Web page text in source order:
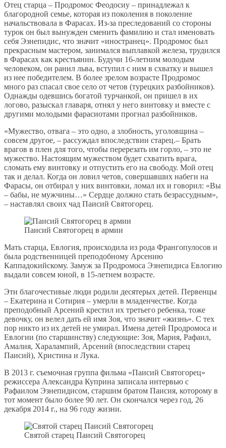
Отец старца – Продромос Феодосиу – принадлежал к
благородной семье, которая из поколения в поколение
начальствовала в Фарасах. Из-за преследований со стороны
турок он был вынужден сменить фамилию и стал именовать
себя Эзнепидис, что значит «иностранец». Продромос был
прекрасным мастером, занимался выплавкой железа, трудился
в Фарасах как крестьянин. Будучи 16-летним молодым
человеком, он ранил льва, вступил с ним в схватку и вышел
из нее победителем. В более зрелом возрасте Продромос
много раз спасал свое село от четов (турецких разбойников).
Однажды одевшись богатой турчанкой, он пришел в их
логово, разыскал главаря, отнял у него винтовку и вместе с
другими молодыми фарасиотами прогнал разбойников.
«Мужество, отвага – это одно, а злобность, уголовщина –
совсем другое, – рассуждал впоследствии старец.– Брать
врагов в плен для того, чтобы перерезать им горло, – это не
мужество. Настоящим мужеством будет схватить врага,
сломать ему винтовку и отпустить его на свободу. Мой отец
так и делал. Когда он ловил четов, совершавших набеги на
Фарасы, он отбирал у них винтовки, ломал их и говорил: «Вы
– бабы, не мужчины…» Сердце должно стать безрассудным»,
– наставлял своих чад Паисий Святогорец.
Паисий Святогорец в армии
Мать старца, Евлогия, происходила из рода Франгопулосов и
была родственницей преподобному Арсению
Каппадокийскому. Замуж за Продромоса Эзнепидиса Евлогию
выдали совсем юной, в 15-летнем возрасте.
Эти благочестивые люди родили десятерых детей. Первенцы
– Екатерина и Сотирия – умерли в младенчестве. Когда
преподобный Арсений крестил их третьего ребенка, тоже
девочку, он велел дать ей имя Зоя, что значит «жизнь». С тех
пор никто из их детей не умирал. Имена детей Продромоса и
Евлогии (по старшинству) следующие: Зоя, Мария, Рафаил,
Амалия, Харалампий, Арсений (впоследствии старец
Паисий), Христина и Лука.
В 2013 г. съемочная группа фильма «Паисий Святогорец»
режиссера Александра Куприна записала интервью с
Рафаилом Эзнепидисом, старшим братом Паисия, которому в
тот момент было более 90 лет. Он скончался через год, 26
декабря 2014 г., на 96 году жизни.
Святой старец Паисий Святогорец